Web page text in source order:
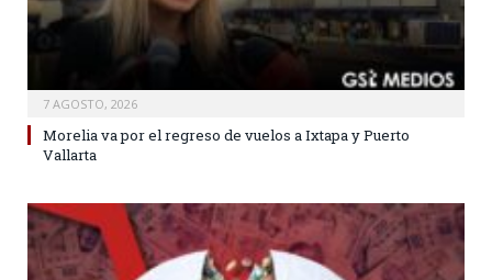
7 AGOSTO, 2026
Morelia va por el regreso de vuelos a Ixtapa y Puerto
Vallarta